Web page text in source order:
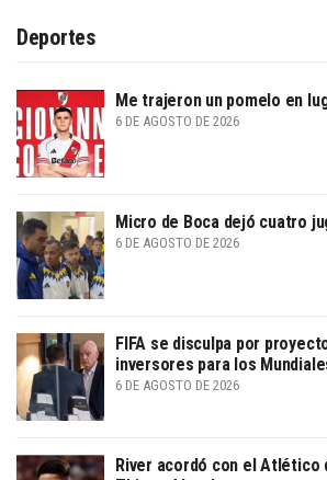
Deportes
Me trajeron un pomelo en
6 DE AGOSTO DE 2026
Micro de Boca dejó cuatro
6 DE AGOSTO DE 2026
FIFA se disculpa por
inversores para los
6 DE AGOSTO DE 2026
River acordó con el Atlético